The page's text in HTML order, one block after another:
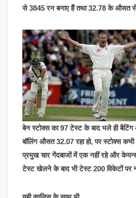
से 3845 रन बनाए हैं तथा 32.78 के औसत
बेन स्टोक्स का 97 टेस्ट के बाद भले ही
बॉलिंग औसत 32.07 रहा हो, पर स्टोक्स
प्रमुख चार गेंदबाजों में एक नहीं रहे और
टेस्ट खेलने के बाद भी टेस्ट 200 विकेटों पर